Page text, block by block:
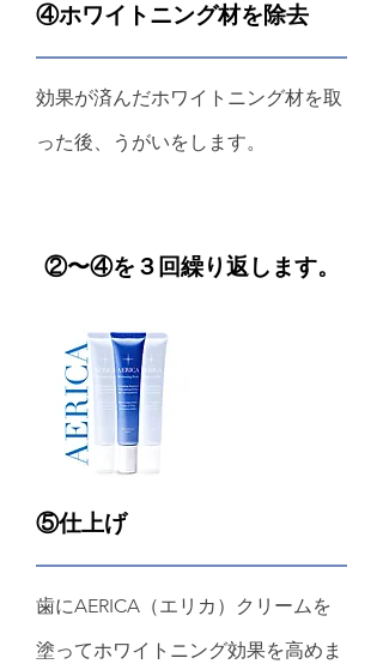
④ホワイトニング材を除去
効果が済んだホワイトニング材を取
った後、うがいをします。
②〜④を３回繰り返します。
⑤仕上げ
歯にAERICA（エリカ）クリームを
塗ってホワイトニング効果を高めま